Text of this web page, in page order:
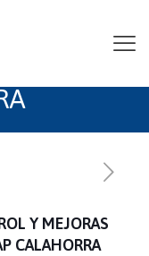
DE
Y MEJORAS
CALAHORRA